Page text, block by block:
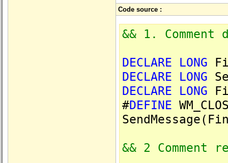
Code source :
&& 1.
DECLARE
LONG
DECLARE
LONG
DECLARE
LONG
#DEFINE
&& 2